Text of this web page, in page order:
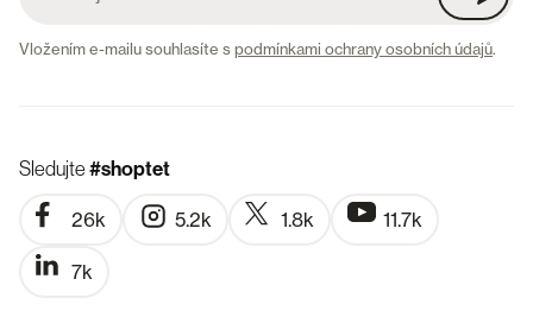
Vložením e-mailu souhlasíte spodmínkami ochrany osobních údajů.
Sledujte#shoptet
26k 5.2k 1.8k 11.7k
7k